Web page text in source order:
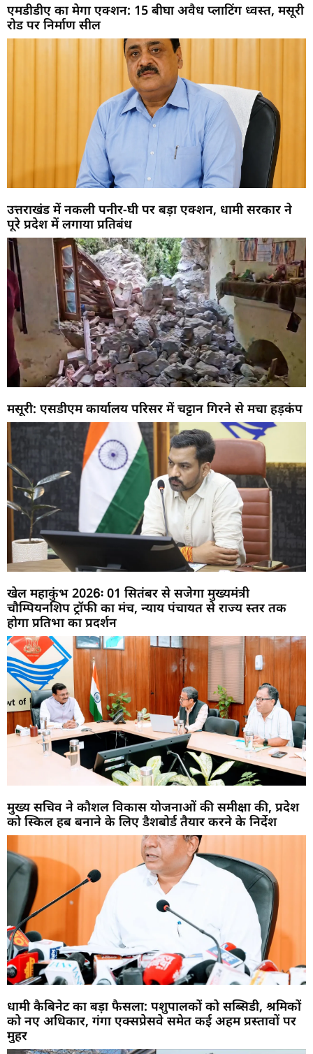
एमडीडीए का मेगा एक्शन: 15 बीघा अवैध प्लाटिंग ध्वस्त, मसूरी
रोड पर निर्माण सील
उत्तराखंड में नकली पनीर-घी पर बड़ा एक्शन, धामी सरकार ने
पूरे प्रदेश में लगाया प्रतिबंध
मसूरी: एसडीएम कार्यालय परिसर में चट्टान गिरने से मचा हड़कंप
खेल महाकुंभ 2026ः 01 सितंबर से सजेगा मुख्यमंत्री
चौम्पियनशिप ट्रॉफी का मंच, न्याय पंचायत से राज्य स्तर तक
होगा प्रतिभा का प्रदर्शन
मुख्य सचिव ने कौशल विकास योजनाओं की समीक्षा की, प्रदेश
को स्किल हब बनाने के लिए डैशबोर्ड तैयार करने के निर्देश
धामी कैबिनेट का बड़ा फैसला: पशुपालकों को सब्सिडी, श्रमिकों
को नए अधिकार, गंगा एक्सप्रेसवे समेत कई अहम प्रस्तावों पर
मुहर